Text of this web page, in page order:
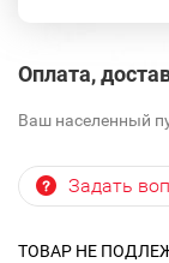
Оплата,
Ваш населенный
Задать
ТОВАР НЕ